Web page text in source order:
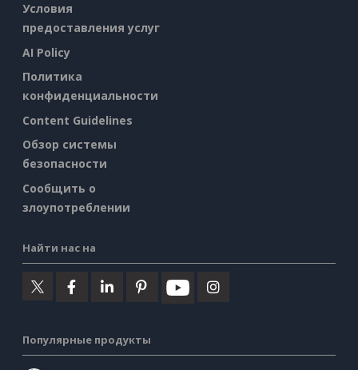
Условия
предоставления услуг
AI Policy
Политика
конфиденциальности
Content Guidelines
Обзор системы
безопасности
Сообщить о
злоупотреблении
Найти нас на
Популярные продукты